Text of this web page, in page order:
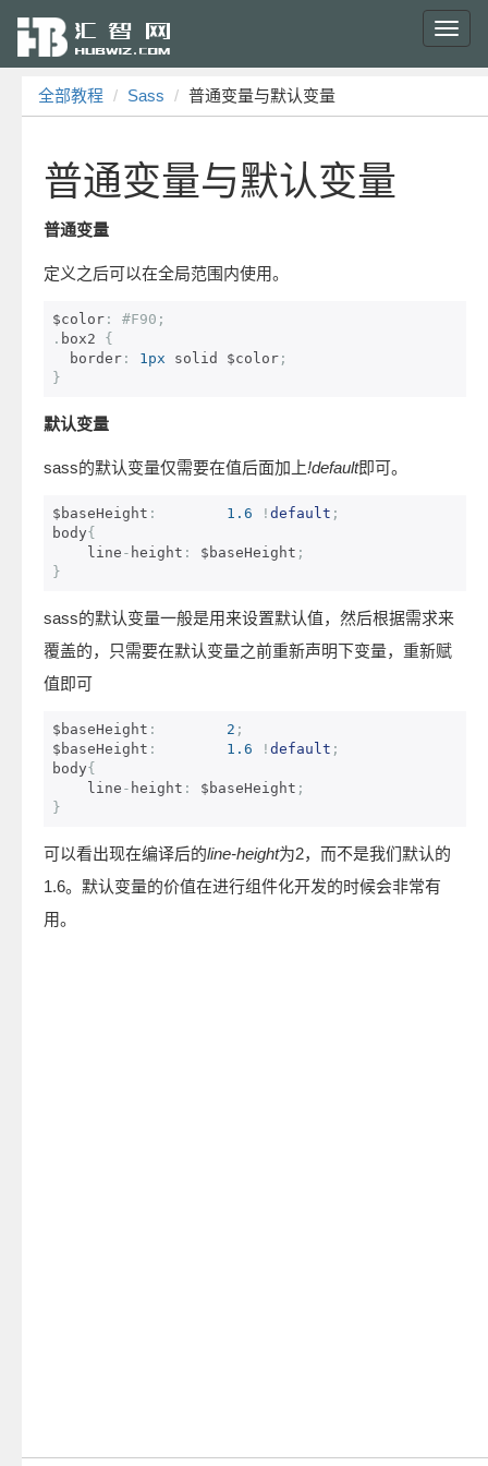
全部教程 Sass 普通变量与默认变量
普通变量与默认变量
普通变量
定义之后可以在全局范围内使用。
$color :
#F90;
. box2 {
  border
: 1px solid $color ;
}
默认变量
sass的默认变量仅需要在值后面加上!default即可。
$baseHeight : 1.6 ! default ;
body{
    line
- height : $baseHeight ;
}
sass的默认变量一般是用来设置默认值，然后根据需求来
覆盖的，只需要在默认变量之前重新声明下变量，重新赋
值即可
$baseHeight : 2 ;
$baseHeight : 1.6 ! default ;
body{
    line
- height : $baseHeight ;
}
可以看出现在编译后的line-height为2，而不是我们默认的
1.6。默认变量的价值在进行组件化开发的时候会非常有
用。